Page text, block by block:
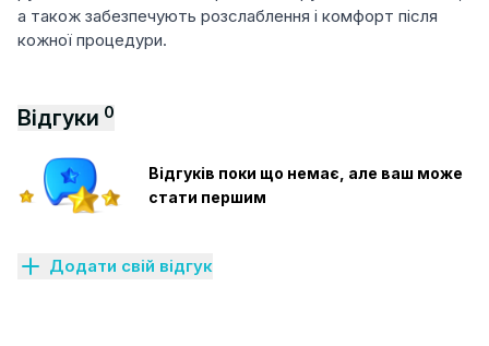
а також забезпечують розслаблення і комфорт після
кожної процедури.
Відгуки 0
Відгуків поки що немає, але ваш може
стати першим
Додати свій відгук